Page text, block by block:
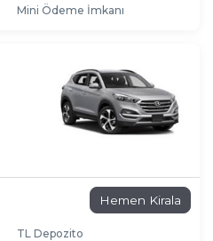
Mini Ödeme İmkanı
Hemen Kirala
TL Depozito